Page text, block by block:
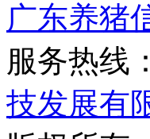
广东养猪
服务热线
技发展有